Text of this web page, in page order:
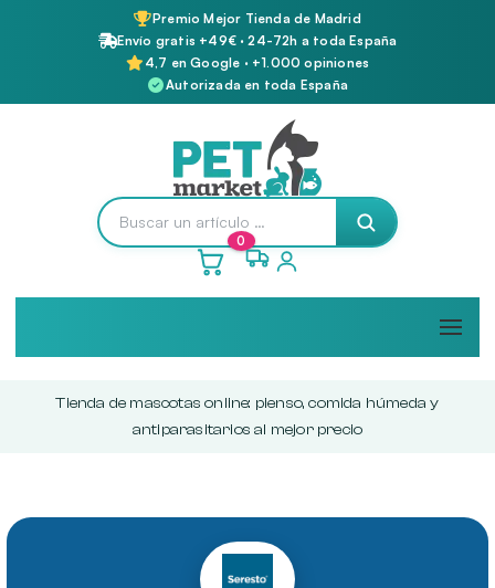
Premio Mejor Tienda de Madrid
Envío gratis +49€ · 24-72h a toda España
4,7 en Google · +1.000 opiniones
Autorizada en toda España
0
Tienda de mascotas online: pienso, comida húmeda y
antiparasitarios al mejor precio